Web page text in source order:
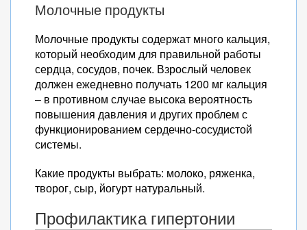
Молочные продукты
Молочные продукты содержат много кальция,
который необходим для правильной работы
сердца, сосудов, почек. Взрослый человек
должен ежедневно получать 1200 мг кальция
– в противном случае высока вероятность
повышения давления и других проблем с
функционированием сердечно-сосудистой
системы.
Какие продукты выбрать: молоко, ряженка,
творог, сыр, йогурт натуральный.
Профилактика гипертонии